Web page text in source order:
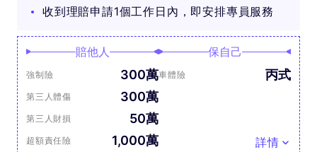
收到理賠申請1個工作日內，即安排專員服務
賠他人
強制險 300萬
第三人體傷 300萬
第三人財損 50萬
超額責任險 1,000萬
保自己
車體險 丙式
詳情